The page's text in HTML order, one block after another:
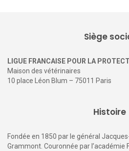
Siège
LIGUE FRANCAISE POUR LA
Maison des vétérinaires
10 place Léon Blum – 75011 Paris
Histoire
Fondée en 1850 par le général
Grammont. Couronnée par l’académie